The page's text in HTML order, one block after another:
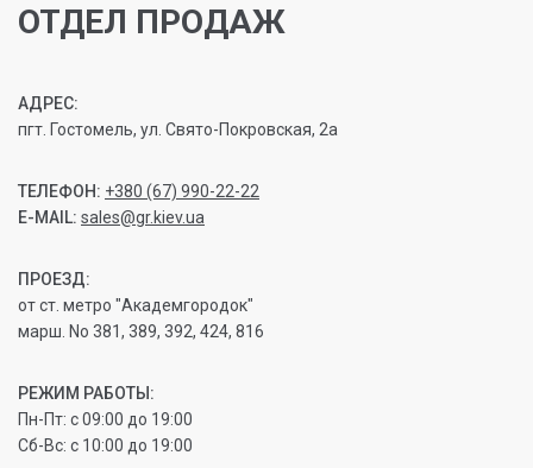
ОТДЕЛ ПРОДАЖ
АДРЕС:
пгт. Гостомель, ул. Свято-Покровская, 2а
ТЕЛЕФОН: +380 (67) 990-22-22
E-MAIL: sales@gr.kiev.ua
ПРОЕЗД:
от ст. метро "Академгородок"
марш. No 381, 389, 392, 424, 816
РЕЖИМ РАБОТЫ:
Пн-Пт: с 09:00 до 19:00
Сб-Вс: с 10:00 до 19:00